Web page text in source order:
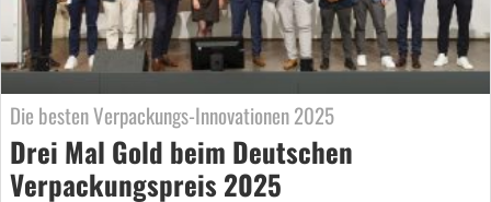
Die besten Verpackungs-Innovationen 2025
Drei Mal Gold beim Deutschen
Verpackungspreis 2025